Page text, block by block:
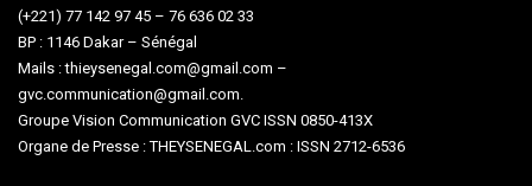
(+221) 77 142 97 45 – 76 636 02 33
BP : 1146 Dakar – Sénégal
Mails : thieysenegal.com@gmail.com –
gvc.communication@gmail.com.
Groupe Vision Communication GVC ISSN 0850-413X
Organe de Presse : THEYSENEGAL.com : ISSN 2712-6536